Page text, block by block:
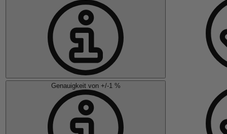
Genauigkeit von +/-1 %